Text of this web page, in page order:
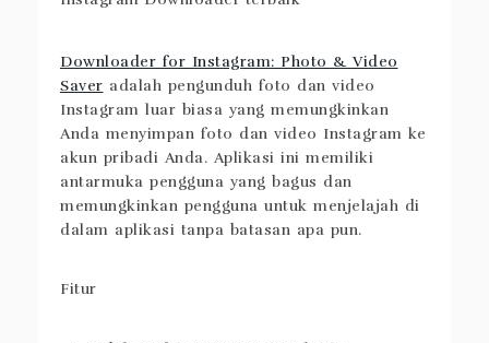
Downloader for Instagram: Photo &
Downloader for Instagram: Photo & Video
Saver adalah pengunduh foto dan video
Instagram luar biasa yang memungkinkan
Anda menyimpan foto dan video Instagram ke
akun pribadi Anda. Aplikasi ini memiliki
dalam aplikasi tanpa batasan apa pun.